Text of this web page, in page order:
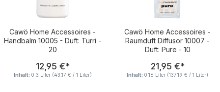
Cawö Home Accessoires -
Handbalm 10005 - Duft: Turri -
20
Regulärer Preis:
12,95 €*
Inhalt: 0.3 Liter (43,17 € / 1 Liter)
Cawö Home Accessoires -
Raumduft Diffusor 10007 -
Duft: Pure - 10
Regulärer
21,95 €*
Inhalt: 0.16 Liter (137,19 € / 1 Liter)